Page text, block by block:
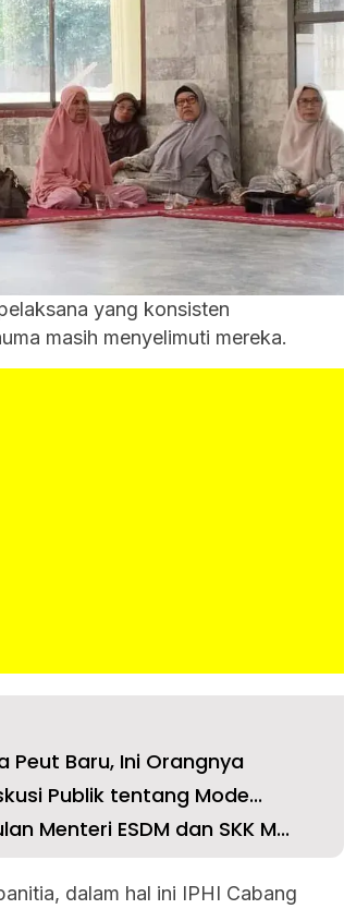
yang konsisten
masih menyelimuti mereka.
Peut Baru, Ini Orangnya
Publik tentang Mode...
Menteri ESDM dan SKK M...
dalam hal ini IPHI Cabang